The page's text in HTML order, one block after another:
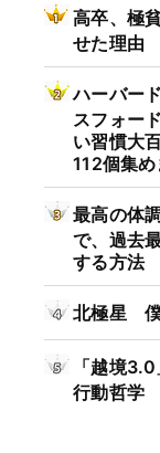
高卒、極
せた理由
ハーバー
スフォー
い習慣大
112個集め
最高の体
で、過去
する方法
北極星 僕
「越境
行動哲学